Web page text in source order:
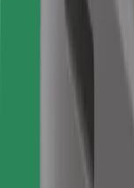
Kwa
Bolt kwa
Vigezo